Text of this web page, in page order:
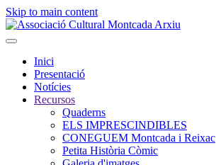
Skip to main content
Inici
Presentació
Notícies
Recursos
Quaderns
ELS IMPRESCINDIBLES
CONEGUEM Montcada i Reixac
Petita Història Còmic